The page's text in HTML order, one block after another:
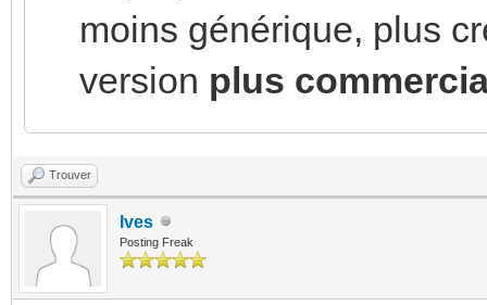
moins générique, plus
version plus
Trouver
Ives
Posting Freak